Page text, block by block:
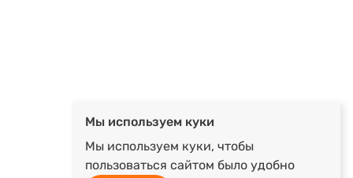
Мы используем куки
Мы используем куки, чтобы
пользоваться сайтом было удобно